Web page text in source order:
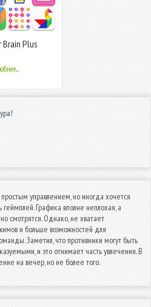
Brain Plus
управлением, но иногда хочется
геймплей. Графика вполне неплохая, а
смотрятся. Однако, не хватает
и больше возможностей для
Заметил, что противники могут быть
и это отнимает часть увлечения. В
на вечер, но не более того.